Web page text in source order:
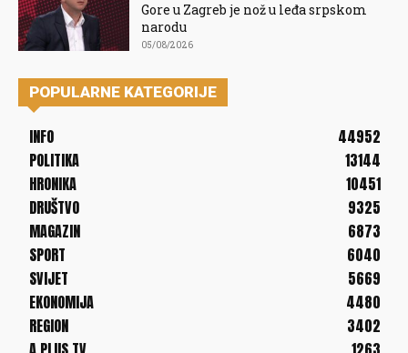
Gore u Zagreb je nož u leđa srpskom
narodu
05/08/2026
POPULARNE KATEGORIJE
INFO
44952
POLITIKA
13144
HRONIKA
10451
DRUŠTVO
9325
MAGAZIN
6873
SPORT
6040
SVIJET
5669
EKONOMIJA
4480
REGION
3402